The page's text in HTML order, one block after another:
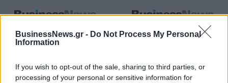
BusinessNews.gr - Do Not Process My Personal
Information
If you wish to opt-out of the sale, sharing to third parties, or
processing of your personal or sensitive information for
18.990 ευρώ
συνεχίζουν μαζί: Ανανέωση της